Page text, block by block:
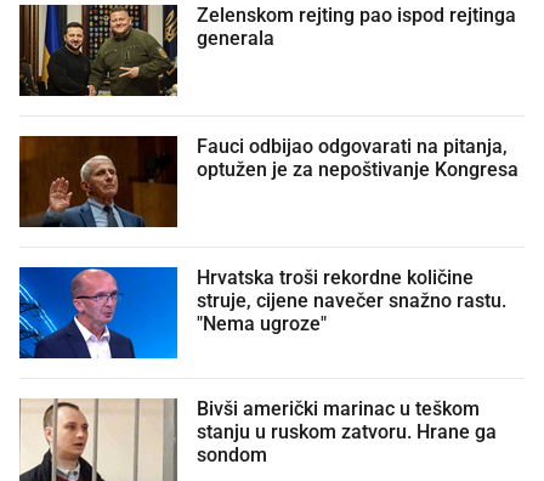
Zelenskom rejting pao ispod rejtinga
generala
Fauci odbijao odgovarati na pitanja,
optužen je za nepoštivanje Kongresa
Hrvatska troši rekordne količine
struje, cijene navečer snažno rastu.
"Nema ugroze"
Bivši američki marinac u teškom
stanju u ruskom zatvoru. Hrane ga
sondom